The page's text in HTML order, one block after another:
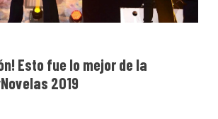
Esto fue lo mejor de la
2019